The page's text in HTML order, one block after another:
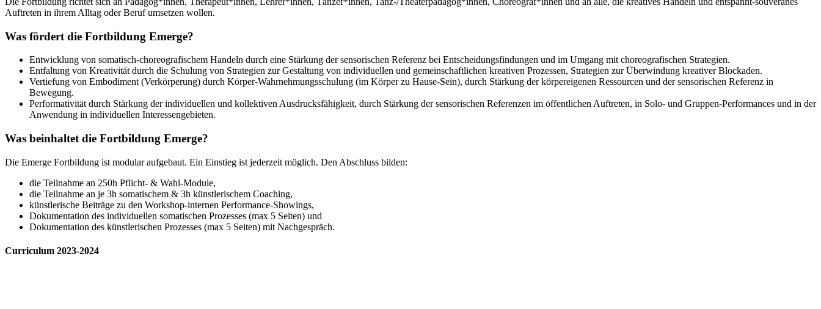
Auftreten in ihrem Alltag oder Beruf umsetzen wollen.
Was fördert die Fortbildung Emerge?
Entwicklung von somatisch-choreografischem Handeln durch eine Stärkung der sensorischen Referenz bei Entscheidungsfindungen und im Umgang mit choreografischen Strategien.
Entfaltung von Kreativität durch die Schulung von Strategien zur Gestaltung von individuellen und gemeinschaftlichen kreativen Prozessen, Strategien zur Überwindung kreativer Blockaden.
Vertiefung von Embodiment (Verkörperung) durch Körper-Wahrnehmungsschulung (im Körper zu Hause-Sein), durch Stärkung der körpereigenen Ressourcen und der sensorischen Referenz in
Bewegung.
Performativität durch Stärkung der individuellen und kollektiven Ausdrucksfähigkeit, durch Stärkung der sensorischen Referenzen im öffentlichen Auftreten, in Solo- und Gruppen-Performances und in der
Anwendung in individuellen Interessengebieten.
Was beinhaltet die Fortbildung Emerge?
Die Emerge Fortbildung ist modular aufgebaut. Ein Einstieg ist jederzeit möglich. Den Abschluss bilden:
die Teilnahme an 250h Pflicht- & Wahl-Module,
die Teilnahme an je 3h somatischem & 3h künstlerischem Coaching,
künstlerische Beiträge zu den Workshop-internen Performance-Showings,
Dokumentation des individuellen somatischen Prozesses (max 5 Seiten) und
Dokumentation des künstlerischen Prozesses (max 5 Seiten) mit Nachgespräch.
Curriculum 2023-2024